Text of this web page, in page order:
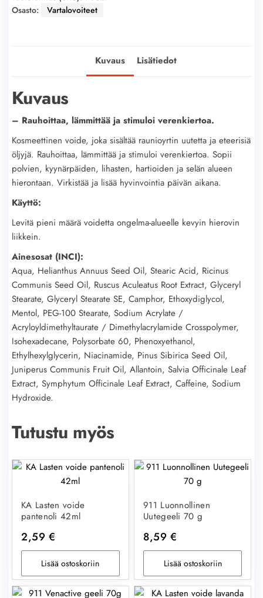
Osasto:
Vartalovoiteet
Kuvaus Lisätiedot
Kuvaus
– Rauhoittaa, lämmittää ja stimuloi verenkiertoa.
Kosmeettinen voide, joka sisältää raunioyrtin uutetta ja eteerisiä
öljyjä. Rauhoittaa, lämmittää ja stimuloi verenkiertoa. Sopii
polvien, kyynärpäiden, lihasten, hartioiden ja selän alueen
hierontaan. Virkistää ja lisää hyvinvointia päivän aikana.
Käyttö:
Levitä pieni määrä voidetta ongelma-alueelle kevyin hierovin
liikkein.
Ainesosat (INCI):
Aqua, Helianthus Annuus Seed Oil, Stearic Acid, Ricinus
Communis Seed Oil, Ruscus Aculeatus Root Extract, Glyceryl
Stearate, Glyceryl Stearate SE, Camphor, Ethoxydiglycol,
Mentol, PEG-100 Stearate, Sodium Acrylate /
Acryloyldimethyltaurate / Dimethylacrylamide Crosspolymer,
Isohexadecane, Polysorbate 60, Phenoxyethanol,
Ethylhexylglycerin, Niacinamide, Pinus Sibirica Seed Oil,
Juniperus Communis Fruit Oil, Allantoin, Salvia Officinale Leaf
Extract, Symphytum Officinale Leaf Extract, Caffeine, Sodium
Hydroxide.
Tutustu myös
KA Lasten voide
pantenoli 42ml
2,59 €
Lisää ostoskoriin
911 Luonnollinen
Uutegeeli 70 g
8,59 €
Lisää ostoskoriin